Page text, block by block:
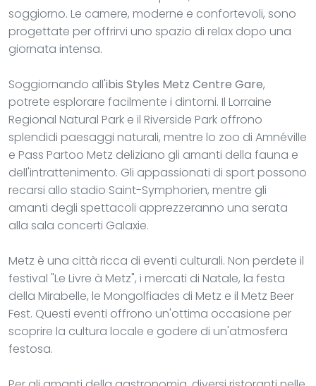
soggiorno. Le camere, moderne e confortevoli, sono
progettate per offrirvi uno spazio di relax dopo una
giornata intensa.
Soggiornando all'ibis Styles Metz Centre Gare,
potrete esplorare facilmente i dintorni. Il Lorraine
Regional Natural Park e il Riverside Park offrono
splendidi paesaggi naturali, mentre lo zoo di Amnéville
e Pass Partoo Metz deliziano gli amanti della fauna e
dell'intrattenimento. Gli appassionati di sport possono
recarsi allo stadio Saint-Symphorien, mentre gli
amanti degli spettacoli apprezzeranno una serata
alla sala concerti Galaxie.
Metz è una città ricca di eventi culturali. Non perdete il
festival "Le Livre à Metz", i mercati di Natale, la festa
della Mirabelle, le Mongolfiades di Metz e il Metz Beer
Fest. Questi eventi offrono un'ottima occasione per
scoprire la cultura locale e godere di un'atmosfera
festosa.